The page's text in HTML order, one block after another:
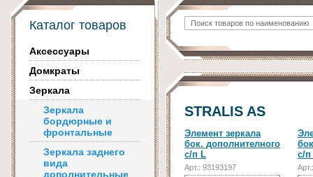
Каталог товаров
Аксессуары
Домкраты
Зеркала
Зеркала
бордюрные и
фронтальные
Зеркала заднего
вида
дополнительные
STRALIS AS
Элемент зеркала
бок. дополнителного
с/п L
Арт.: 93193197
с/п